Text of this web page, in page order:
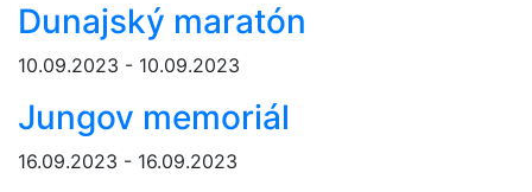
Dunajský maratón
10.09.2023 - 10.09.2023
Jungov memoriál
16.09.2023 - 16.09.2023